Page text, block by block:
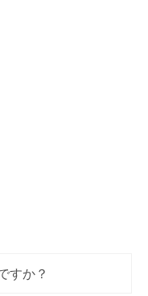
すか？